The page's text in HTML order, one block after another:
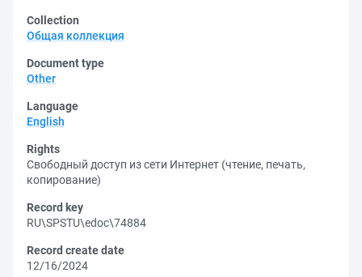
Collection
Общая коллекция
Document type
Other
Language
English
Rights
Свободный доступ из сети Интернет (чтение, печать,
копирование)
Record key
RU\SPSTU\edoc\74884
Record create date
12/16/2024